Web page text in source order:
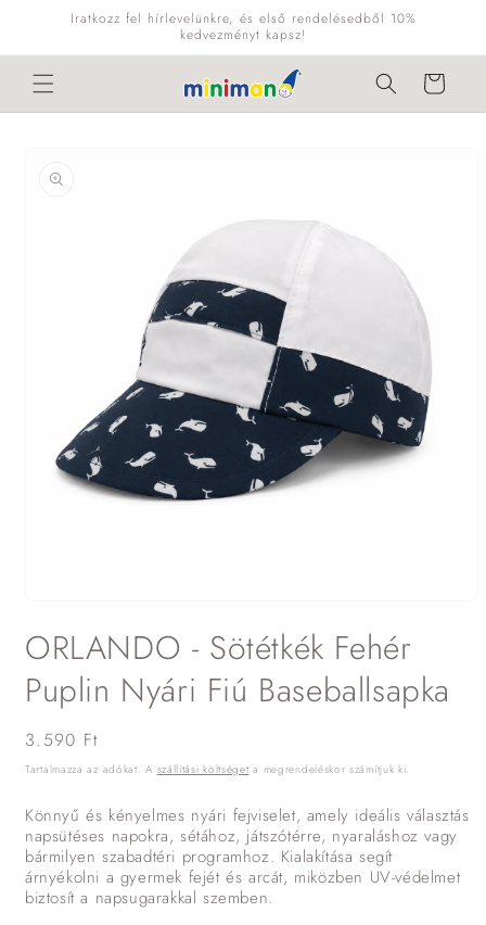
Ugrás aIratkozz fel hírlevelünkre, és első rendelésedből 10%
kedvezményt kapsz!
Kosár
ugrás a
termékadatokra
megnyitása
a
párbeszédpanelen
ORLANDO - Sötétkék Fehér
Puplin Nyári Fiú Baseballsapka
Normál
ár
3.590 Ft
Tartalmazza az adókat. A szállítási költséget a megrendeléskor számítjuk ki.
Könnyű és kényelmes nyári fejviselet, amely ideális választás
napsütéses napokra, sétához, játszótérre, nyaraláshoz vagy
bármilyen szabadtéri programhoz. Kialakítása segít
árnyékolni a gyermek fejét és arcát, miközben UV-védelmet
biztosít a napsugarakkal szemben.